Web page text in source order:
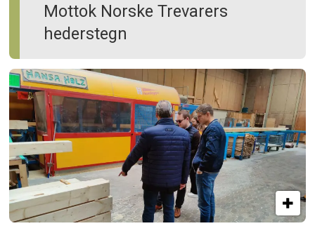
Mottok Norske Trevarers
hederstegn